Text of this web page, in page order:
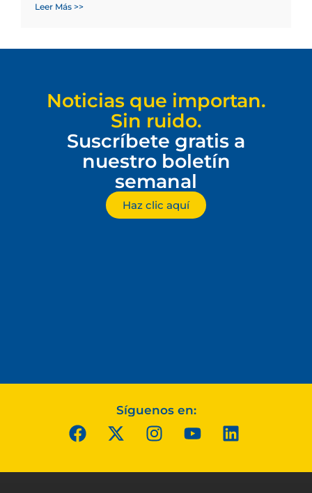
Leer Más >>
Noticias que importan.
Sin ruido.
Suscríbete gratis a
nuestro boletín
semanal
Haz clic aquí
Síguenos en: